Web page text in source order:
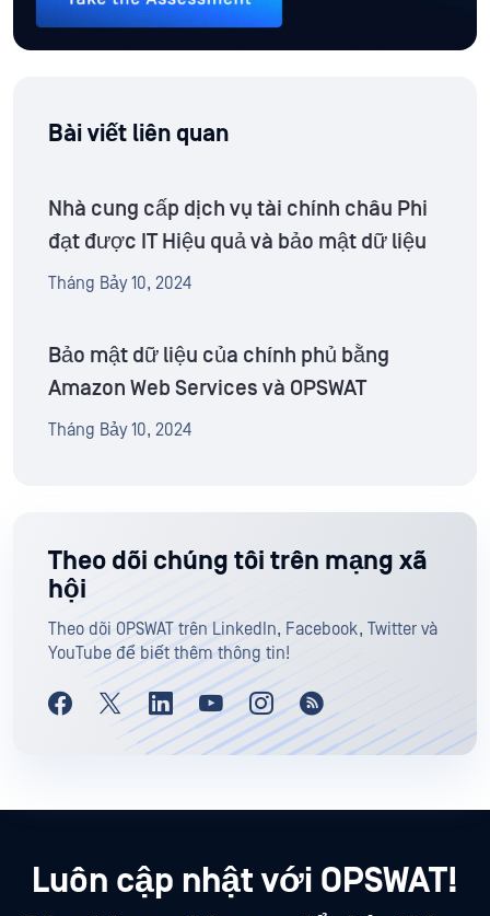
Bài viết liên quan
Nhà cung cấp dịch vụ tài chính châu Phi
đạt được IT Hiệu quả và bảo mật dữ liệu
Tháng Bảy 10, 2024
Bảo mật dữ liệu của chính phủ bằng
Amazon Web Services và OPSWAT
Tháng Bảy 10, 2024
Theo dõi chúng tôi trên mạng xã
hội
Theo dõi OPSWAT trên LinkedIn, Facebook, Twitter và
YouTube để biết thêm thông tin!
Luôn cập nhật với OPSWAT!